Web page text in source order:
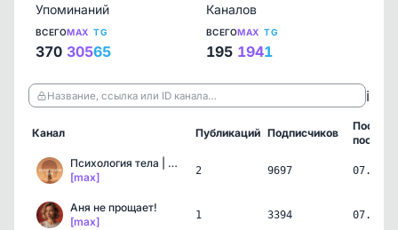
Упоминаний
ВСЕГО
370
MAX
305
TG
65
Каналов
ВСЕГО
195
MAX
194
TG
1
Название, ссылка или ID канала… ℹ️
Канал Публикаций Подписчиков
пост
Психология тела | Самора…
[max]
2 9697
Аня не прощает!
[max]
1 3394